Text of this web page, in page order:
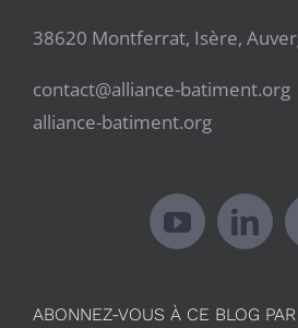
38620 Montferrat, Isère,
contact@alliance-batiment.org
alliance-batiment.org
ABONNEZ-VOUS À CE BLOG